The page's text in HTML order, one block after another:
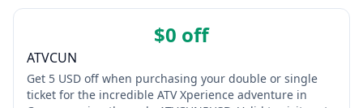
$0 off
ATVCUN
Get 5 USD off when purchasing your double or single
ticket for the incredible ATV Xperience adventure in